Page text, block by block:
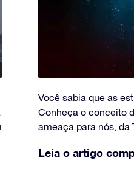
Você sabia que as
Conheça o conceito
ameaça para nós, da
Leia o artigo